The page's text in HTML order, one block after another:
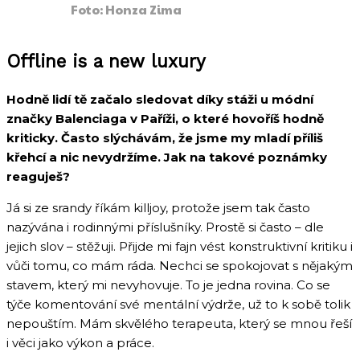
Foto: Honza Zima
Offline is a new luxury
Hodně lidí tě začalo sledovat díky stáži u módní
značky Balenciaga v Paříži, o které hovoříš hodně
kriticky. Často slýchávám, že jsme my mladí příliš
křehcí a nic nevydržíme. Jak na takové poznámky
reaguješ?
Já si ze srandy říkám killjoy, protože jsem tak často
nazývána i rodinnými příslušníky. Prostě si často – dle
jejich slov – stěžuji. Přijde mi fajn vést konstruktivní kritiku i
vůči tomu, co mám ráda. Nechci se spokojovat s nějakým
stavem, který mi nevyhovuje. To je jedna rovina. Co se
týče komentování své mentální výdrže, už to k sobě tolik
nepouštím. Mám skvělého terapeuta, který se mnou řeší
i věci jako výkon a práce.